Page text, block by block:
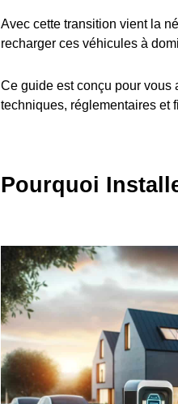
Avec cette transition vient la
recharger ces véhicules à
Ce guide est conçu pour vous
techniques, réglementaires et
Pourquoi